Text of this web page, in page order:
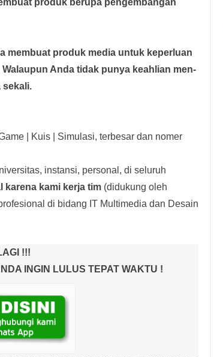
produk berupa pengembangan
membuat produk media untuk keperluan
Anda tidak punya keahlian men-
sekali.
| Kuis | Simulasi, terbesar dan nomer
instansi, personal, di seluruh
karena kami kerja tim (didukung oleh
di bidang IT Multimedia dan Desain
!!!
INGIN LULUS TEPAT WAKTU !